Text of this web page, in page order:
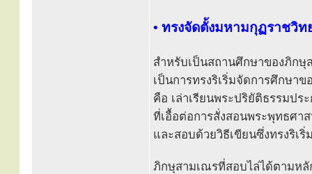
• ทรงจัดตั้งมหามกุฏราชวิท
สำหรับเป็นสถานศึกษาของภิกษุ
เป็นการทรงริเริ่มจัดการศึกษา
คือ เล่าเรียนพระปริยัติธรรมปร
ที่เอื้อต่อการสั่งสอนพระพุทธศา
และสอบด้วยวิธีเขียนซึ่งทรงริเ
ภิกษุสามเณรที่สอบไล่ได้ตามห